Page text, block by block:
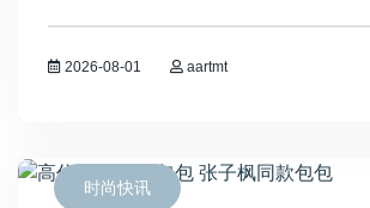
2026-08-01 aartmt
时尚快讯